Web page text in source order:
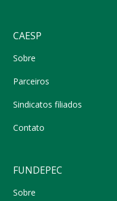
CAESP
Sobre
Parceiros
Sindicatos filiados
Contato
FUNDEPEC
Sobre